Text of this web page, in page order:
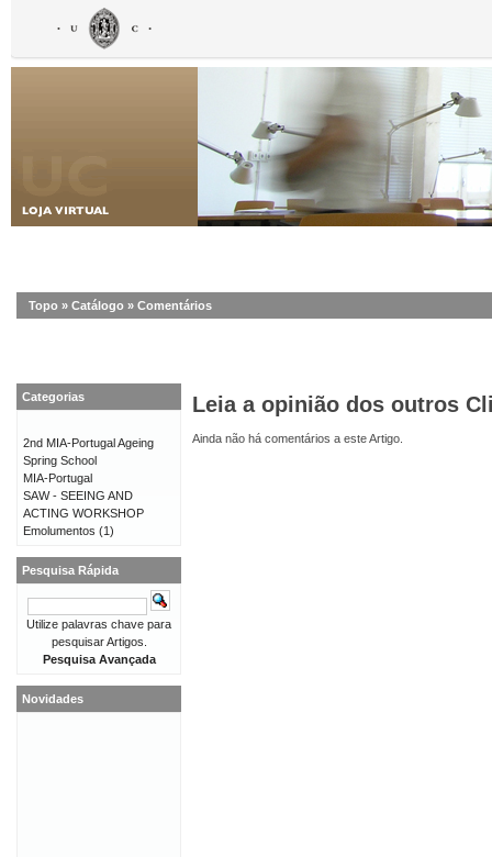
Topo » Catálogo » Comentários
Leia a opinião dos outros
Ainda não há comentários a este Artigo.
Categorias
2nd MIA-Portugal Ageing
Spring School
MIA-Portugal
SAW - SEEING AND
ACTING WORKSHOP
Emolumentos (1)
Pesquisa Rápida
Utilize palavras chave para
pesquisar Artigos.
Pesquisa Avançada
Novidades